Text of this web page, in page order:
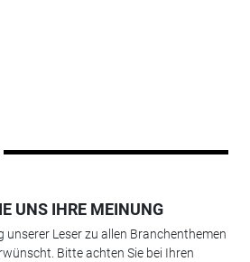
UNS IHRE MEINUNG
unserer Leser zu allen Branchenthemen
Bitte achten Sie bei Ihren